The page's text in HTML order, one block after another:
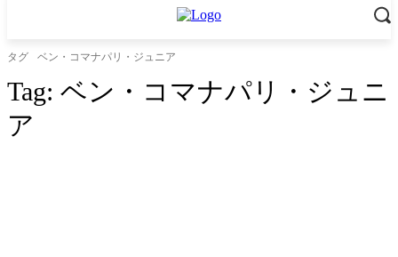
タグ ベン・コマナパリ・ジュニア
Tag: ベン・コマナパリ・ジュニ
ア